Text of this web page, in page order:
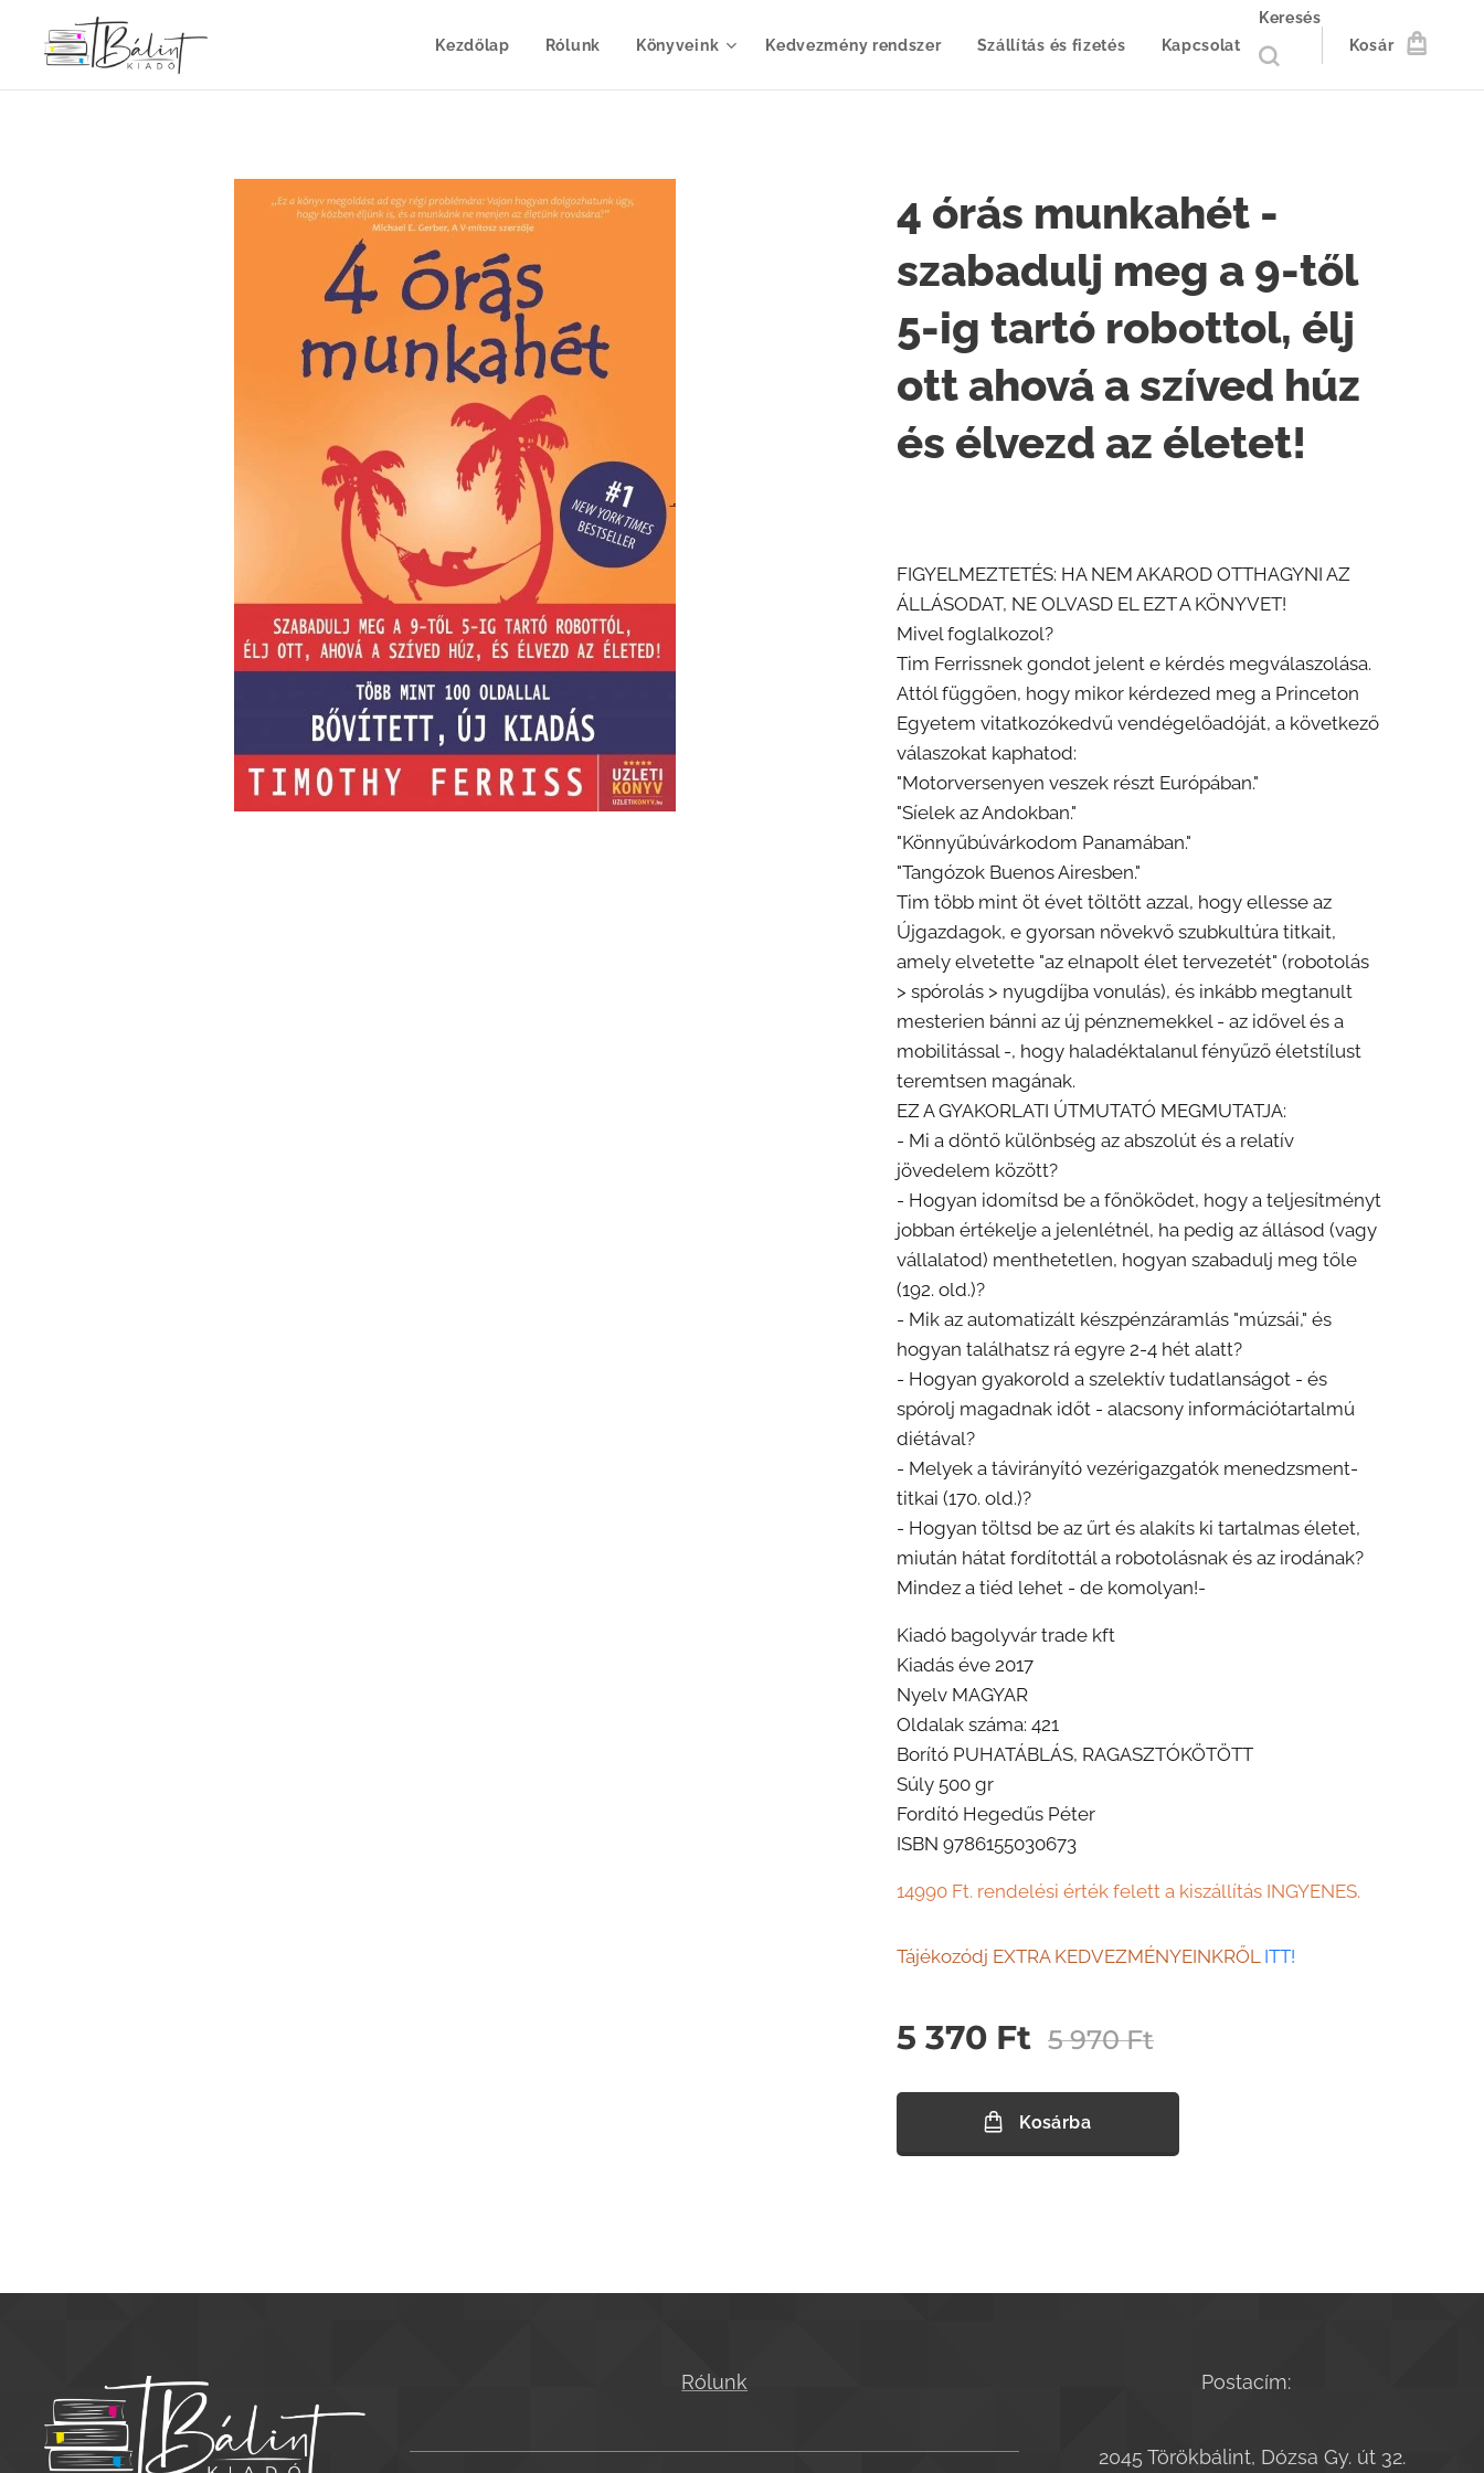
Kezdőlap Rólunk Könyveink Kedvezmény rendszer Szállítás és fizetés Kapcsolat
Keresés
Kosár
4 órás munkahét -
szabadulj meg a 9-től
5-ig tartó robottol, élj
ott ahová a szíved húz
és élvezd az életet!
FIGYELMEZTETÉS: HA NEM AKAROD OTTHAGYNI AZ
ÁLLÁSODAT, NE OLVASD EL EZT A KÖNYVET!
Mivel foglalkozol?
Tim Ferrissnek gondot jelent e kérdés megválaszolása.
Attól függően, hogy mikor kérdezed meg a Princeton
Egyetem vitatkozókedvű vendégelőadóját, a következő
válaszokat kaphatod:
"Motorversenyen veszek részt Európában."
"Síelek az Andokban."
"Könnyűbúvárkodom Panamában."
"Tangózok Buenos Airesben."
Tim több mint öt évet töltött azzal, hogy ellesse az
Újgazdagok, e gyorsan növekvő szubkultúra titkait,
amely elvetette "az elnapolt élet tervezetét" (robotolás
> spórolás > nyugdíjba vonulás), és inkább megtanult
mesterien bánni az új pénznemekkel - az idővel és a
mobilitással -, hogy haladéktalanul fényűző életstílust
teremtsen magának.
EZ A GYAKORLATI ÚTMUTATÓ MEGMUTATJA:
- Mi a döntő különbség az abszolút és a relatív
jövedelem között?
- Hogyan idomítsd be a főnöködet, hogy a teljesítményt
jobban értékelje a jelenlétnél, ha pedig az állásod (vagy
vállalatod) menthetetlen, hogyan szabadulj meg tőle
(192. old.)?
- Mik az automatizált készpénzáramlás "múzsái," és
hogyan találhatsz rá egyre 2-4 hét alatt?
- Hogyan gyakorold a szelektív tudatlanságot - és
spórolj magadnak időt - alacsony információtartalmú
diétával?
- Melyek a távirányító vezérigazgatók menedzsment-
titkai (170. old.)?
- Hogyan töltsd be az űrt és alakíts ki tartalmas életet,
miután hátat fordítottál a robotolásnak és az irodának?
Mindez a tiéd lehet - de komolyan!-
Kiadó bagolyvár trade kft
Kiadás éve 2017
Nyelv MAGYAR
Oldalak száma: 421
Borító PUHATÁBLÁS, RAGASZTÓKÖTÖTT
Súly 500 gr
Fordító Hegedűs Péter
ISBN 9786155030673
14990 Ft. rendelési érték felett a kiszállítás INGYENES.
Tájékozódj EXTRA KEDVEZMÉNYEINKRŐL ITT!
5 370 Ft 5 970Ft
Kosárba
Rólunk Postacím:
2045 Törökbálint, Dózsa Gy. út 32.